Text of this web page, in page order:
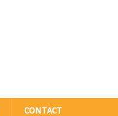
CONTACT